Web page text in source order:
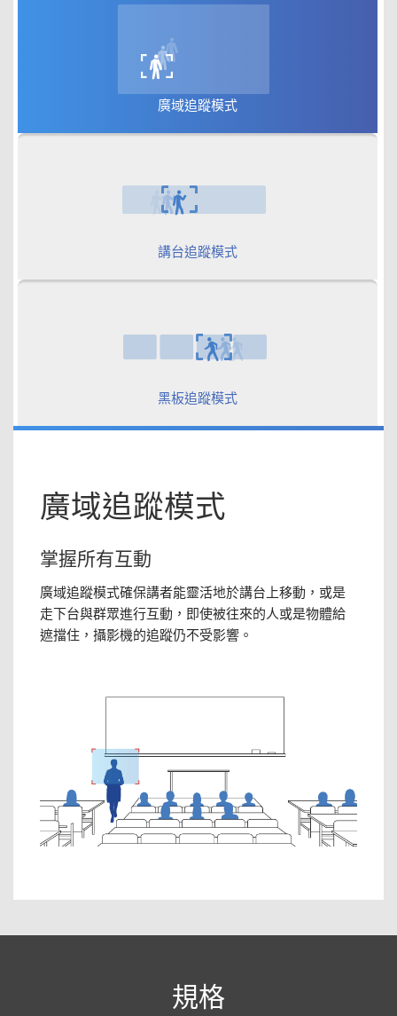
廣域追蹤模式
講台追蹤模式
黑板追蹤模式
廣域追蹤模式
掌握所有互動
廣域追蹤模式確保講者能靈活地於講台上移動，或是
走下台與群眾進行互動，即使被往來的人或是物體給
遮擋住，攝影機的追蹤仍不受影響。
規格